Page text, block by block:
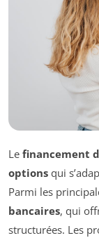
Le financement
options qui
Parmi les
bancaires, qui
structurées. Les